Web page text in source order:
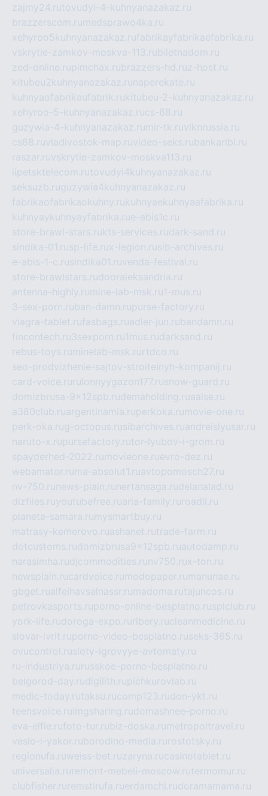
zajmy24.rutovudyi-4-kuhnyanazakaz.ru
brazzerscom.ru medsprawo4ka.ru
xehyroo5kuhnyanazakaz.rufabrikayfabrikaefabrika.ru
vskrytie-zamkov-moskva-113.rubiletnadom.ru
zed-online.rupimchax.rubrazzers-hd.ruz-host.ru
kitubeu2kuhnyanazakaz.ru naperekate.ru
kuhnyaofabrikaufabrik.rukitubeu-2-kuhnyanazakaz.ru
xehyroo-5-kuhnyanazakaz.rucs-68.ru
guzywia-4-kuhnyanazakaz.ru mir-tk.ruvlknrussia.ru
cs68.ruvladivostok-map.ruvideo-seks.rubankaribi.ru
raszar.ruvskrytie-zamkov-moskva113.ru
lipetsktelecom.rutovudyi4kuhnyanazakaz.ru
seksuzb.ruguzywia4kuhnyanazakaz.ru
fabrikaofabrikaokuhny.rukuhnyaekuhnyaafabrika.ru
kuhnyaykuhnyayfabrika.rue-abis1c.ru
store-brawl-stars.rukts-services.rudark-sand.ru
sindika-01.rusp-life.rux-legion.rusib-archives.ru
e-abis-1-c.rusindika01.ruvenda-festival.ru
store-brawlstars.rudooraleksandria.ru
antenna-highly.ru mine-lab-msk.ru1-mus.ru
3-sex-porn.ruban-damn.rupurse-factory.ru
viagra-tablet.rufasbags.ruadler-jun.rubandamn.ru
fincontech.ru3sexporn.ru1mus.rudarksand.ru
rebus-toys.ru minelab-msk.ru rtdco.ru
seo-prodvizhenie-sajtov-stroitelnyh-kompanij.ru
card-voice.ru rulonnyygazon177.rusnow-guard.ru
domizbrusa-9x12spb.rudemaholding.ruaalse.ru
a380club.ruargentinamia.ruperkoka.ru movie-one.ru
perk-oka.rug-octopus.rusibarchives.ruandreislyusar.ru
naruto-x.rupursefactory.rutor-lyubov-i-grom.ru
spayderhed-2022.ru movieone.ruevro-dez.ru
webamator.ru ma-absolut1.ruavtopomosch27.ru
nv-750.ru news-plain.ru nertansaga.rudelanalad.ru
dizfiles.ruyoutubefree.ruaria-family.ru roadli.ru
planeta-samara.ru mysmartbuy.ru
matrasy-kemerovo.ruashanet.rutrade-farm.ru
dotcustoms.rudomizbrusa9x12spb.ruautodamp.ru
narasimha.rudjcommodities.ru nv750.rux-ton.ru
newsplain.rucardvoice.ru modopaper.ru manunae.ru
gbget.rualfeihavsalnassr.ru madoma.rutajuncos.ru
petrovkasports.ruporno-online-besplatno.rusplclub.ru
york-life.rudoroga-expo.ru ribery.rucleanmedicine.ru
slovar-ivrit.ruporno-video-besplatno.ruseks-365.ru
ovucontrol.rusloty-igrovyye-avtomaty.ru
ru-industriya.ru russkoe-porno-besplatno.ru
belgorod-day.rudigilith.rupichkurovlab.ru
medic-today.rutaksu.rucomp123.rudon-ykt.ru
teensvoice.ru imgsharing.rudomashnee-porno.ru
eva-elfie.rufoto-tur.rubiz-doska.ru metropoltravel.ru
veslo-i-yakor.ruborodino-media.ru rostotsky.ru
regionufa.ruweiss-bet.ruzaryna.rucasinotablet.ru
universalia.ru remont-mebeli-moscow.rutermomur.ru
clubfisher.ru remstirufa.ruerdamchi.rudoramamama.ru